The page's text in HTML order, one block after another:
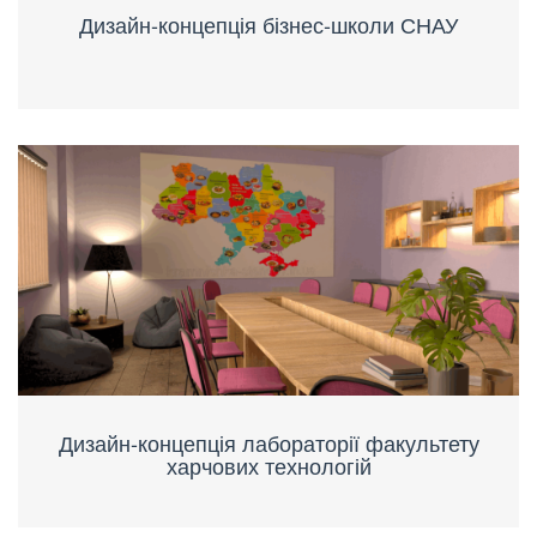
Дизайн-концепція бізнес-школи СНАУ
Дизайн-концепція лабораторії факультету
харчових технологій